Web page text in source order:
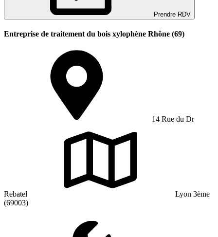
Prendre RDV
Entreprise de traitement du bois xylophène Rhône (69)
14 Rue du Dr
Rebatel
Lyon 3ème
(69003)